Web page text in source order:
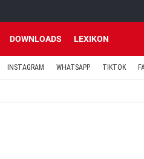
DOWNLOADS LEXIKON
INSTAGRAM WHATSAPP TIKTOK